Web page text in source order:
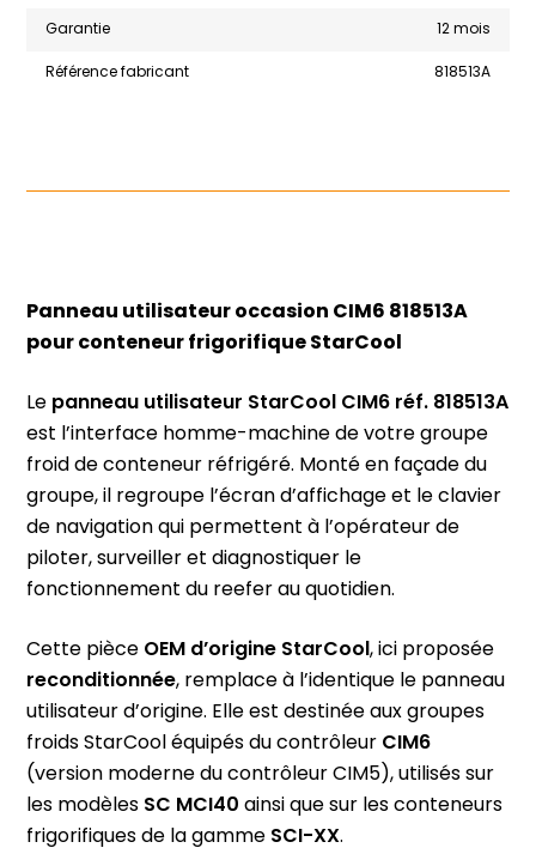
Garantie
12 mois
Référence fabricant
818513A
Panneau utilisateur occasion CIM6 818513A
pour conteneur frigorifique StarCool
Lepanneau utilisateur StarCool CIM6 réf. 818513A
est l’interface homme-machine de votre groupe
froid de conteneur réfrigéré. Monté en façade du
groupe, il regroupe l’écran d’affichage et le clavier
de navigation qui permettent à l’opérateur de
piloter, surveiller et diagnostiquer le
fonctionnement du reefer au quotidien.
Cette pièceOEM d’origine StarCool, ici proposée
reconditionnée, remplace à l’identique le panneau
utilisateur d’origine. Elle est destinée aux groupes
froids StarCool équipés du contrôleurCIM6
(version moderne du contrôleur CIM5), utilisés sur
les modèlesSC MCI40ainsi que sur les conteneurs
frigorifiques de la gammeSCI-XX.